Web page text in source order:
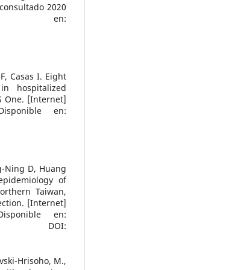
2020
en:
Casas I. Eight
hospitalized
One. [Internet]
en:
Ning D, Huang
of
Taiwan,
[Internet]
en:
Hrisoho, M.,